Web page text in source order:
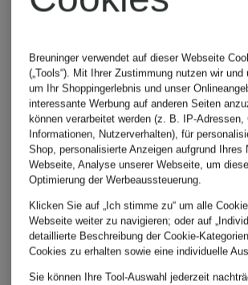
Bademode
MARIE
JO
SALE
Breuninger verwendet auf dieser Webseite
(„Tools“). Mit Ihrer Zustimmung nutzen wir
um Ihr Shoppingerlebnis und unser
interessante Werbung auf anderen Seiten
können verarbeitet werden (z. B. IP-
Informationen, Nutzerverhalten), für
Shop, personalisierte Anzeigen aufgrund
Webseite, Analyse unserer Webseite, um
Optimierung der Werbeaussteuerung.
Klicken Sie auf „Ich stimme zu“ um alle
Webseite weiter zu navigieren; oder auf
detaillierte Beschreibung der Cookie-
Cookies zu erhalten sowie eine individuelle
Sie können Ihre Tool-Auswahl jederzeit